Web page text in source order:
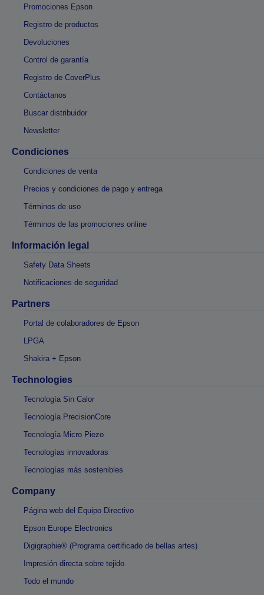
Promociones Epson
Registro de productos
Devoluciones
Control de garantía
Registro de CoverPlus
Contáctanos
Buscar distribuidor
Newsletter
Condiciones
Condiciones de venta
Precios y condiciones de pago y entrega
Términos de uso
Términos de las promociones online
Información legal
Safety Data Sheets
Notificaciones de seguridad
Partners
Portal de colaboradores de Epson
LPGA
Shakira + Epson
Technologies
Tecnología Sin Calor
Tecnología PrecisionCore
Tecnología Micro Piezo
Tecnologías innovadoras
Tecnologías más sostenibles
Company
Página web del Equipo Directivo
Epson Europe Electronics
Digigraphie® (Programa certificado de bellas artes)
Impresión directa sobre tejido
Todo el mundo